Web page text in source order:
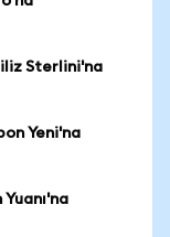
Sterlini'na
Yeni'na